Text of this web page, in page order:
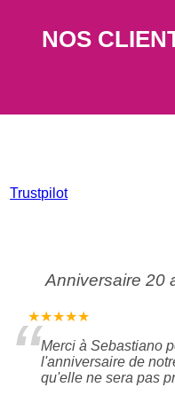
NOS
Trustpilot
Anniversaire 20
★★★★★
“Merci à Sebastiano
l'anniversaire de
qu'elle ne sera pas